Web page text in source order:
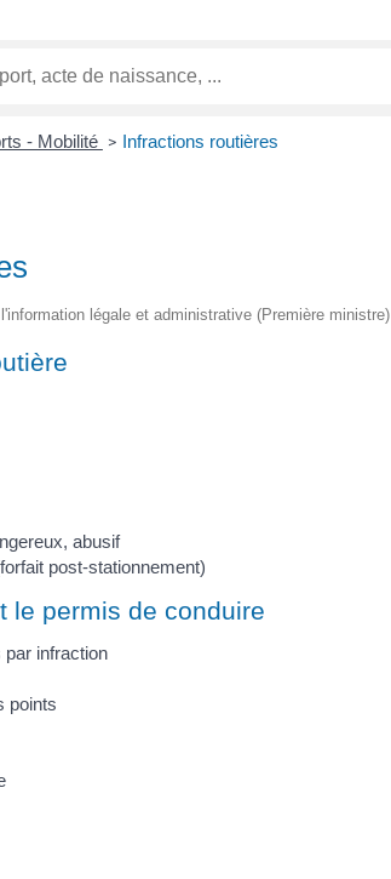
- Mobilité > Infractions routières
légale et administrative (Première ministre)
abusif
post-stationnement)
le permis de conduire
par infraction
points